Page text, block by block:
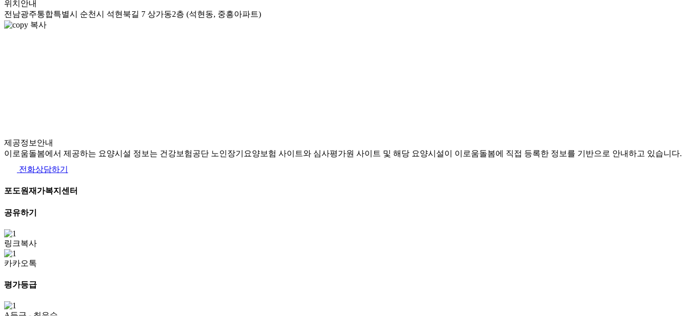
위치안내
전남광주통합특별시 순천시 석현북길 7 상가동2층 (석현동, 중흥아파트)
복사
제공정보안내
이로움돌봄에서 제공하는 요양시설 정보는 건강보험공단 노인장기요양보험 사이트와 심사평가원 사이트 및 해당 요양시설이 이로움돌봄에 직접 등록한 정보를 기반으로 안내하고 있습니다.
전화상담하기
포도원재가복지센터
공유하기
링크복사
카카오톡
평가등급